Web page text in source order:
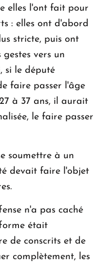
elles l'ont fait pour
: elles ont d'abord
stricte, puis ont
vers un
si le député
faire passer l'âge
à 37 ans, il aurait
le faire passer
soumettre à un
devait faire l'objet
n'a pas caché
était
de conscrits et de
complètement, les